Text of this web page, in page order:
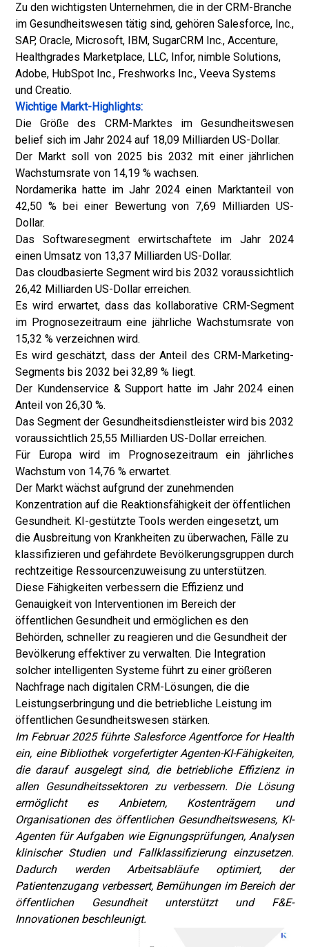
Zu den wichtigsten Unternehmen, die in der CRM-Branche
im Gesundheitswesen tätig sind, gehören Salesforce, Inc.,
SAP, Oracle, Microsoft, IBM, SugarCRM Inc., Accenture,
Healthgrades Marketplace, LLC, Infor, nimble Solutions,
Adobe, HubSpot Inc., Freshworks Inc., Veeva Systems
und Creatio.
Wichtige Markt-Highlights:
Die Größe des CRM-Marktes im Gesundheitswesen
belief sich im Jahr 2024 auf 18,09 Milliarden US-Dollar.
Der Markt soll von 2025 bis 2032 mit einer jährlichen
Wachstumsrate von 14,19 % wachsen.
Nordamerika hatte im Jahr 2024 einen Marktanteil von
42,50 % bei einer Bewertung von 7,69 Milliarden US-
Dollar.
Das Softwaresegment erwirtschaftete im Jahr 2024
einen Umsatz von 13,37 Milliarden US-Dollar.
Das cloudbasierte Segment wird bis 2032 voraussichtlich
26,42 Milliarden US-Dollar erreichen.
Es wird erwartet, dass das kollaborative CRM-Segment
im Prognosezeitraum eine jährliche Wachstumsrate von
15,32 % verzeichnen wird.
Es wird geschätzt, dass der Anteil des CRM-Marketing-
Segments bis 2032 bei 32,89 % liegt.
Der Kundenservice & Support hatte im Jahr 2024 einen
Anteil von 26,30 %.
Das Segment der Gesundheitsdienstleister wird bis 2032
voraussichtlich 25,55 Milliarden US-Dollar erreichen.
Für Europa wird im Prognosezeitraum ein jährliches
Wachstum von 14,76 % erwartet.
Der Markt wächst aufgrund der zunehmenden
Konzentration auf die Reaktionsfähigkeit der öffentlichen
Gesundheit. KI-gestützte Tools werden eingesetzt, um
die Ausbreitung von Krankheiten zu überwachen, Fälle zu
klassifizieren und gefährdete Bevölkerungsgruppen durch
rechtzeitige Ressourcenzuweisung zu unterstützen.
Diese Fähigkeiten verbessern die Effizienz und
Genauigkeit von Interventionen im Bereich der
öffentlichen Gesundheit und ermöglichen es den
Behörden, schneller zu reagieren und die Gesundheit der
Bevölkerung effektiver zu verwalten. Die Integration
solcher intelligenten Systeme führt zu einer größeren
Nachfrage nach digitalen CRM-Lösungen, die die
Leistungserbringung und die betriebliche Leistung im
öffentlichen Gesundheitswesen stärken.
Im Februar 2025 führte Salesforce Agentforce for Health
ein, eine Bibliothek vorgefertigter Agenten-KI-Fähigkeiten,
die darauf ausgelegt sind, die betriebliche Effizienz in
allen Gesundheitssektoren zu verbessern. Die Lösung
ermöglicht es Anbietern, Kostenträgern und
Organisationen des öffentlichen Gesundheitswesens, KI-
Agenten für Aufgaben wie Eignungsprüfungen, Analysen
klinischer Studien und Fallklassifizierung einzusetzen.
Dadurch werden Arbeitsabläufe optimiert, der
Patientenzugang verbessert, Bemühungen im Bereich der
öffentlichen Gesundheit unterstützt und F&E-
Innovationen beschleunigt.